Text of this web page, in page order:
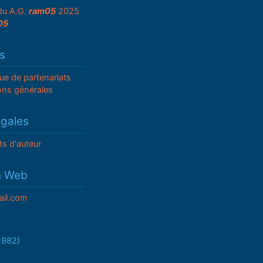
A.G. ram052025
de partenariats
générales
d'auteur
Web